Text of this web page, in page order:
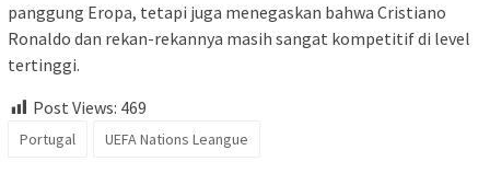
panggung Eropa, tetapi juga menegaskan bahwa Cristiano
Ronaldo dan rekan-rekannya masih sangat kompetitif di level
tertinggi.
Post Views: 469
Portugal UEFA Nations Leangue